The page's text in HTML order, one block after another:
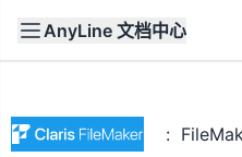
AnyLine 文档中心
文档 首页